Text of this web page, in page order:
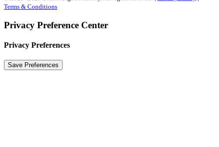
Terms & Conditions
Privacy Preference Center
Privacy Preferences